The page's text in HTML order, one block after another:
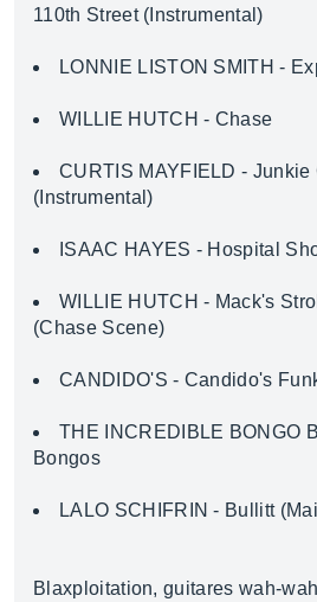
110th Street (Instrumental)
LONNIE LISTON SMITH -
WILLIE HUTCH - Chase
CURTIS MAYFIELD - Junkie
(Instrumental)
ISAAC HAYES - Hospital
WILLIE HUTCH - Mack's
(Chase Scene)
CANDIDO'S - Candido's
THE INCREDIBLE BONGO
Bongos
LALO SCHIFRIN - Bullitt
Blaxploitation, guitares wah-